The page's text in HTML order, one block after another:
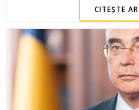
CITEȘTE